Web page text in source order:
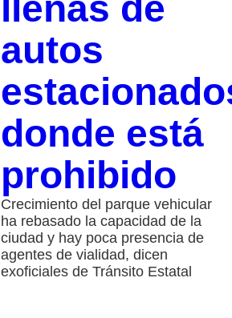
autos
donde está
prohibido
Crecimiento del parque vehicular
ha rebasado la capacidad de la
ciudad y hay poca presencia de
agentes de vialidad, dicen
exoficiales de Tránsito Estatal